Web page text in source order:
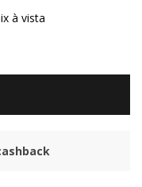
à vista